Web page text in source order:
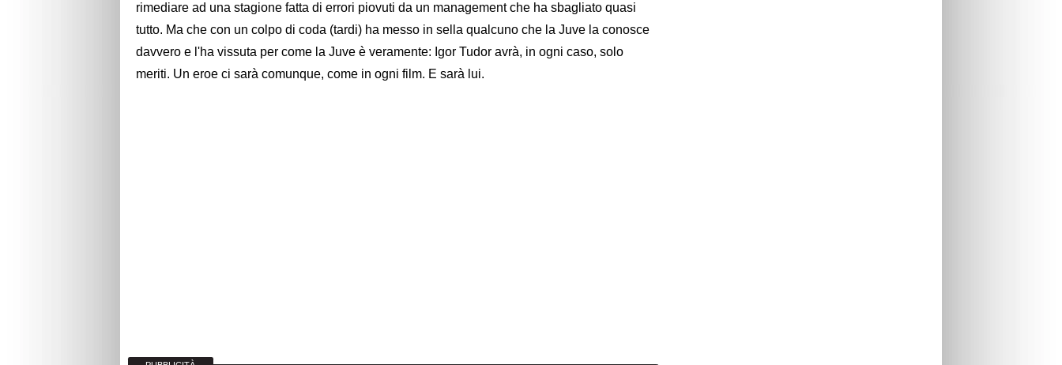
rimediare ad una stagione fatta di errori piovuti da un management che ha sbagliato quasi
tutto. Ma che con un colpo di coda (tardi) ha messo in sella qualcuno che la Juve la conosce
davvero e l'ha vissuta per come la Juve è veramente: Igor Tudor avrà, in ogni caso, solo
meriti. Un eroe ci sarà comunque, come in ogni film. E sarà lui.